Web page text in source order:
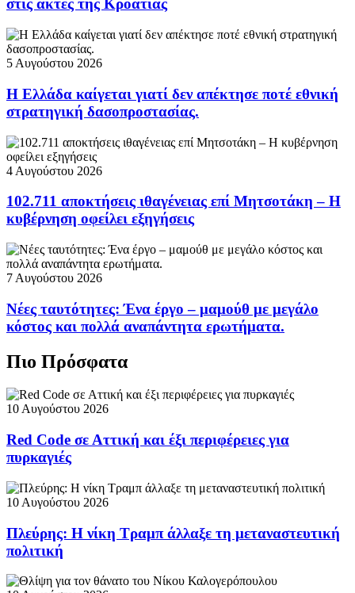
στις ακτές της Κροατίας
5 Αυγούστου 2026
Η Ελλάδα καίγεται γιατί δεν απέκτησε ποτέ εθνική
στρατηγική δασοπροστασίας.
4 Αυγούστου 2026
102.711 αποκτήσεις ιθαγένειας επί Μητσοτάκη – Η
κυβέρνηση οφείλει εξηγήσεις
7 Αυγούστου 2026
Νέες ταυτότητες: Ένα έργο – μαμούθ με μεγάλο
κόστος και πολλά αναπάντητα ερωτήματα.
Πιο Πρόσφατα
10 Αυγούστου 2026
Red Code σε Αττική και έξι περιφέρειες για
πυρκαγιές
10 Αυγούστου 2026
Πλεύρης: Η νίκη Τραμπ άλλαξε τη μεταναστευτική
πολιτική